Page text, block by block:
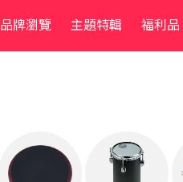
品牌瀏覽 主題特輯 福利品